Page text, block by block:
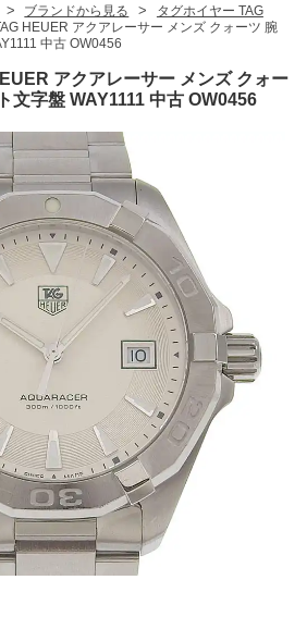
> ブランドから見る >
タグホイヤー TAG
HEUER アクアレーサー メンズ クォーツ 腕
中古 OW0456
アクアレーサー メンズ クォー
文字盤 WAY1111 中古 OW0456